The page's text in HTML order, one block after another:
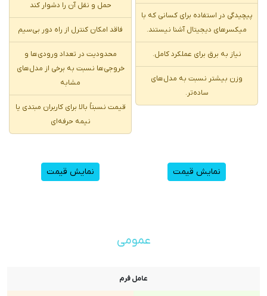
پیچیدگی در استفاده برای کسانی که با
میکسرهای دیجیتال آشنا نیستند.
نیاز به برق برای عملکرد کامل.
وزن بیشتر نسبت به مدل‌های
ساده‌تر.
حمل و نقل آن را دشوار کند
فاقد امکان کنترل از راه دور بی‌سیم
محدودیت در تعداد ورودی‌ها و
خروجی‌ها نسبت به برخی از مدل‌های
مشابه
قیمت نسبتاً بالا برای کاربران مبتدی یا
نیمه حرفه‌ای
نمایش قیمت نمایش قیمت
عمومی
عامل فرم